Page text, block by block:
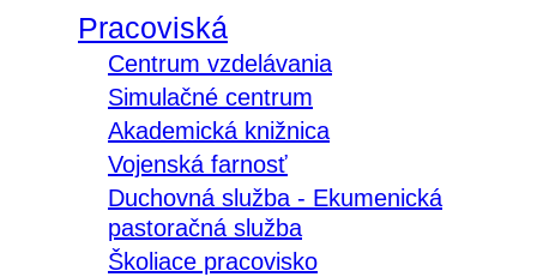
Pracoviská
Centrum vzdelávania
Simulačné centrum
Akademická knižnica
Vojenská farnosť
Duchovná služba - Ekumenická
pastoračná služba
Školiace pracovisko